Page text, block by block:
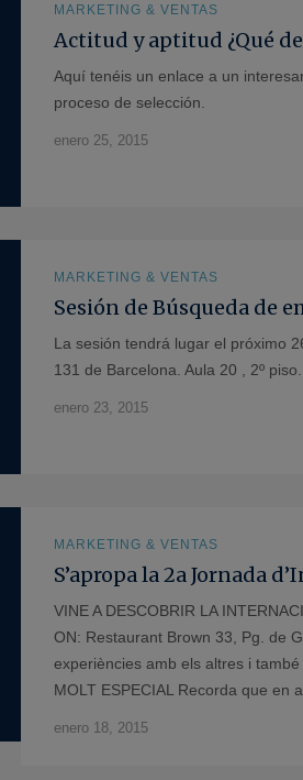
MARKETING & VENTAS
Actitud y aptitud ¿Qué
Aquí tenéis un enlace a un
proceso de selección.
enero 25, 2015
MARKETING & VENTAS
Sesión de Búsqueda de
La sesión tendrá lugar el próximo
131 de Barcelona. Aula 20 , 2º piso.
enero 23, 2015
MARKETING & VENTAS
S’apropa la 2a Jornada
VINE A DESCOBRIR LA
ON: Restaurant Brown 33, Pg. de
experiències amb els altres i
MOLT ESPECIAL Recorda que
enero 18, 2015